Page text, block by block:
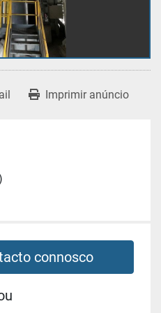
Imprimir anúncio
connosco